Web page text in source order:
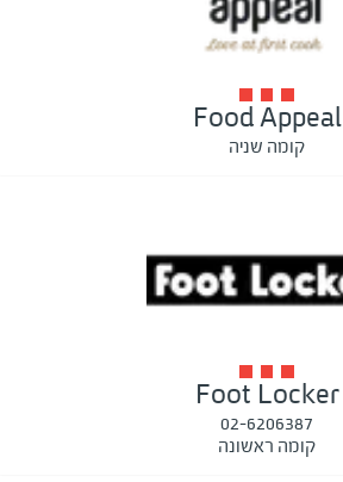
Food Appeal
קומה שניה
Foot Locker
02-6206387
קומה ראשונה